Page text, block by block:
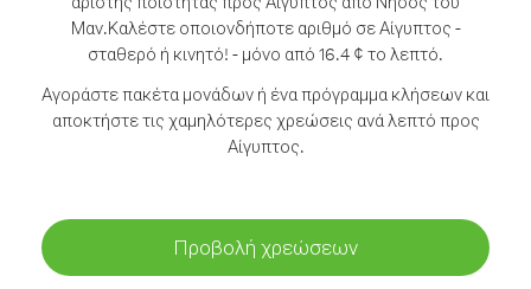
Μαν.Καλέστε οποιονδήποτε αριθμό σε Αίγυπτος -
σταθερό ή κινητό! - μόνο από 16.4 ¢ το λεπτό.
Αγοράστε πακέτα μονάδων ή ένα πρόγραμμα κλήσεων και
αποκτήστε τις χαμηλότερες χρεώσεις ανά λεπτό προς
Αίγυπτος.
Προβολή χρεώσεων